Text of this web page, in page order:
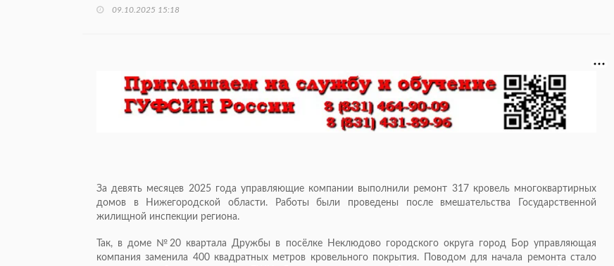
09.10.2025 15:18
За девять месяцев 2025 года управляющие компании выполнили ремонт 317 кровель многоквартирных
домов в Нижегородской области. Работы были проведены после вмешательства Государственной
жилищной инспекции региона.
Так, в доме №20 квартала Дружбы в посёлке Неклюдово городского округа город Бор управляющая
компания заменила 400 квадратных метров кровельного покрытия. Поводом для начала ремонта стало